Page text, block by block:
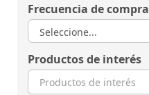
Frecuencia de compra
Productos de interés